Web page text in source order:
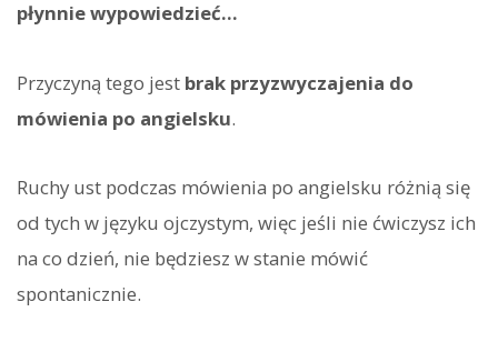
płynnie wypowiedzieć...
Przyczyną tego jest brak przyzwyczajenia do
mówienia po angielsku.
Ruchy ust podczas mówienia po angielsku różnią się
od tych w języku ojczystym, więc jeśli nie ćwiczysz ich
na co dzień, nie będziesz w stanie mówić
spontanicznie.